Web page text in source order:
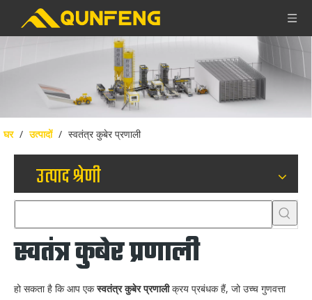
घर / उत्पादों / स्वतंत्र कुबेर प्रणाली
उत्पाद श्रेणी
स्वतंत्र कुबेर प्रणाली
हो सकता है कि आप एकस्वतंत्र कुबेर प्रणालीक्रय प्रबंधक हैं, जो उच्च गुणवत्ता